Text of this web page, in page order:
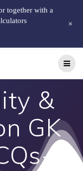
&
GK
3
together with a
+